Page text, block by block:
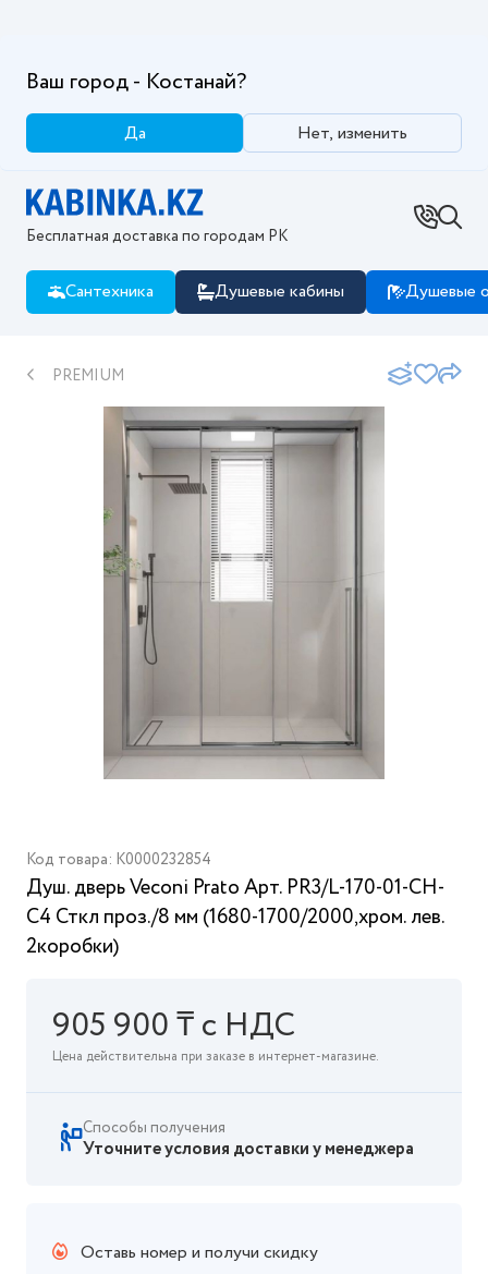
Ваш город - Костанай?
Да Нет, изменить
Бесплатная доставка по городам РК
Сантехника Душевые кабины Душевые
PREMIUM
Код товара: K0000232854
Душ. дверь Veconi Prato Aрт. PR3/L-170-01-CH-
C4 Сткл проз./8 мм (1680-1700/2000,хром. лев.
2коробки)
905 900 ₸ с НДС
Цена действительна при заказе в интернет-магазине.
Способы получения
Уточните условия доставки у менеджера
Оставь номер и получи скидку